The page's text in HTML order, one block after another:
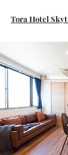
Tora Hotel